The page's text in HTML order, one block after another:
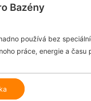
Bazény
používá bez
práce, energie a času